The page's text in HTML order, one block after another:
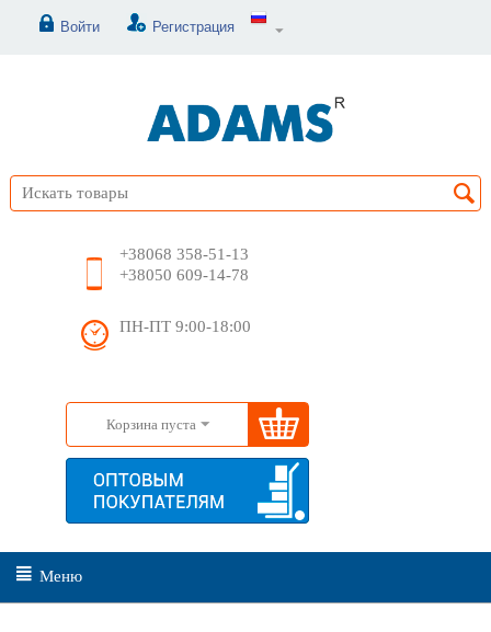
Войти Регистрация
+38068 358-51-13
+38050 609-14-78
ПН-ПТ 9:00-18:00
Корзина пуста
Меню